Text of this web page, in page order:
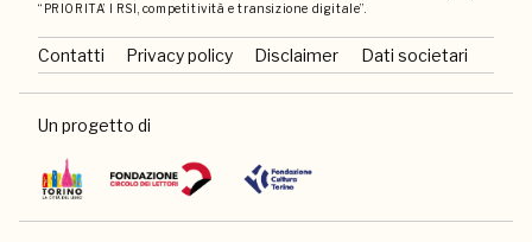
“PRIORITA’ I RSI, competitività e transizione digitale”.
Contatti Privacy policy Disclaimer Dati societari
Un progetto di